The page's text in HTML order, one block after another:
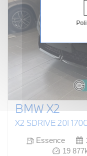
BMW X2
X2 SDRIVE 20I
Essence
19